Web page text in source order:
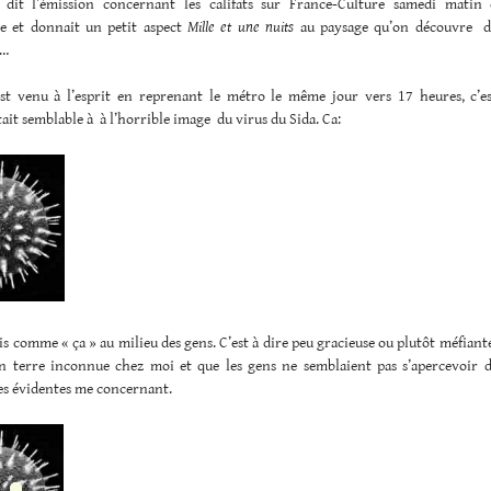
l’émission concernant les califats sur France-Culture samedi matin
et donnait un petit aspectMille et une nuits au paysage qu’on découvre
venu à l’esprit en reprenant le métro le même jour vers 17 heures,
semblable à à l’horrible image du virus du Sida. Ca:
comme « ça » au milieu des gens. C’est à dire peu gracieuse ou plutôt
terre inconnue chez moi et que les gens ne semblaient pas s’apercevoir
évidentes me concernant.